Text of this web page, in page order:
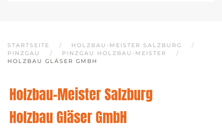
STARTSEITE
HOLZBAU-MEISTER SALZBURG
PINZGAU
PINZGAU HOLZBAU-MEISTER
HOLZBAU GLÄSER GMBH
Holzbau-Meister Salzburg
Holzbau Gläser GmbH